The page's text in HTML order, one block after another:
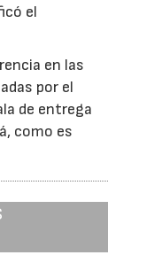
el
en las
por el
de entrega
como es